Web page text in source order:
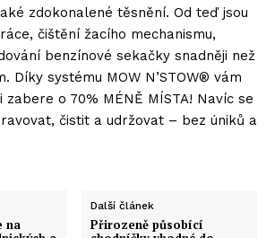
zdokonalené těsnění. Od teď jsou
čištění žacího mechanismu,
benzínové sekačky snadněji než
Díky systému MOW N’STOW® vám
o 70% MÉNĚ MÍSTA! Navíc se
čistit a udržovat – bez úniků a
na
Další článek
Přirozeně působící